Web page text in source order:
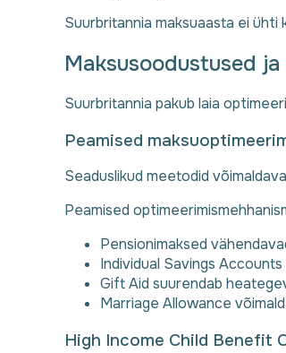
Suurbritannia maksuaasta ei ühti
Maksusoodustused
Suurbritannia pakub laia
Peamised
Seaduslikud meetodid
Peamised
Pensionimaksed
Individual Savings
Gift Aid suurendab
Marriage Allowance
High Income Child Benefit